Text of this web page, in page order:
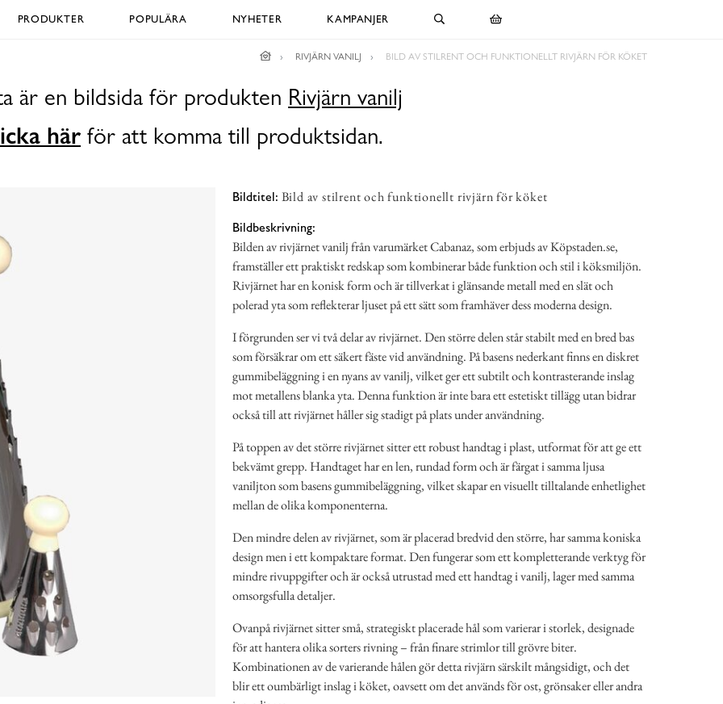
PRODUKTER POPULÄRA NYHETER KAMPANJER
RIVJÄRN VANILJ BILD AV STILRENT OCH FUNKTIONELLT RIVJÄRN FÖR KÖKET
är en bildsida för produkten Rivjärn vanilj
här för att komma till produktsidan.
Bildtitel: Bild av stilrent och funktionellt rivjärn för köket
Bildbeskrivning:
Bilden av rivjärnet vanilj från varumärket Cabanaz, som erbjuds av Köpstaden.se,
framställer ett praktiskt redskap som kombinerar både funktion och stil i köksmiljön.
Rivjärnet har en konisk form och är tillverkat i glänsande metall med en slät och
polerad yta som reflekterar ljuset på ett sätt som framhäver dess moderna design.
I förgrunden ser vi två delar av rivjärnet. Den större delen står stabilt med en bred bas
som försäkrar om ett säkert fäste vid användning. På basens nederkant finns en diskret
gummibeläggning i en nyans av vanilj, vilket ger ett subtilt och kontrasterande inslag
mot metallens blanka yta. Denna funktion är inte bara ett estetiskt tillägg utan bidrar
också till att rivjärnet håller sig stadigt på plats under användning.
På toppen av det större rivjärnet sitter ett robust handtag i plast, utformat för att ge ett
bekvämt grepp. Handtaget har en len, rundad form och är färgat i samma ljusa
vaniljton som basens gummibeläggning, vilket skapar en visuellt tilltalande enhetlighet
mellan de olika komponenterna.
Den mindre delen av rivjärnet, som är placerad bredvid den större, har samma koniska
design men i ett kompaktare format. Den fungerar som ett kompletterande verktyg för
mindre rivuppgifter och är också utrustad med ett handtag i vanilj, lager med samma
omsorgsfulla detaljer.
Ovanpå rivjärnet sitter små, strategiskt placerade hål som varierar i storlek, designade
för att hantera olika sorters rivning – från finare strimlor till grövre biter.
Kombinationen av de varierande hålen gör detta rivjärn särskilt mångsidigt, och det
blir ett oumbärligt inslag i köket, oavsett om det används för ost, grönsaker eller andra